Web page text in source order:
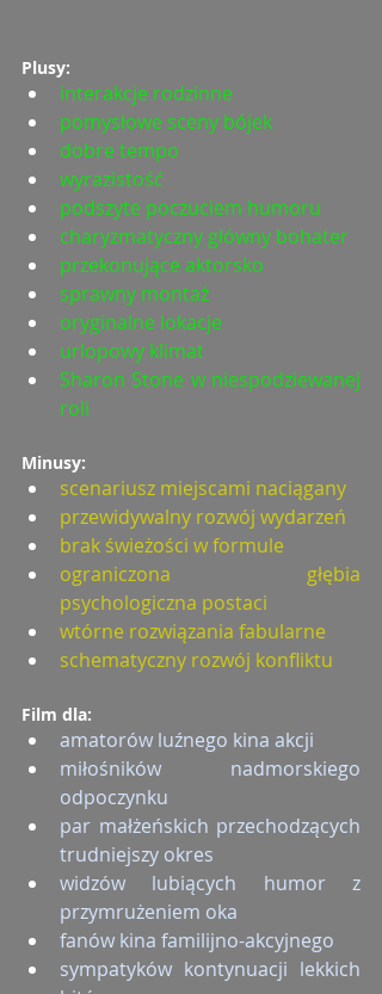
Plusy:
interakcje rodzinne
pomysłowe sceny bójek
dobre tempo
wyrazistość
podszyte poczuciem humoru
charyzmatyczny główny bohater
przekonujące aktorsko
sprawny montaż
oryginalne lokacje
urlopowy klimat
Sharon Stone w niespodziewanej
roli
Minusy:
scenariusz miejscami naciągany
przewidywalny rozwój wydarzeń
brak świeżości w formule
ograniczona głębia
psychologiczna postaci
wtórne rozwiązania fabularne
schematyczny rozwój konfliktu
Film dla:
amatorów luźnego kina akcji
miłośników nadmorskiego
odpoczynku
par małżeńskich przechodzących
trudniejszy okres
widzów lubiących humor z
przymrużeniem oka
fanów kina familijno-akcyjnego
sympatyków kontynuacji lekkich